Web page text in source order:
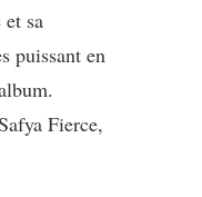
sa
puissant en
Fierce,